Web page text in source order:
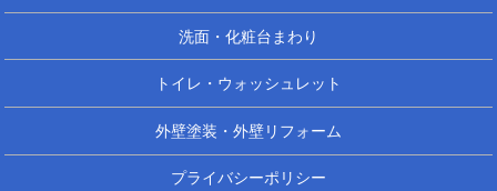
洗面・化粧台まわり
トイレ・ウォッシュレット
外壁塗装・外壁リフォーム
プライバシーポリシー